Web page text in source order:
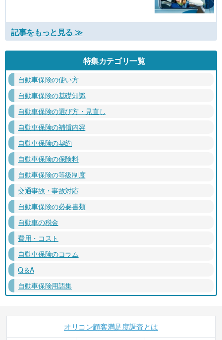
記事をもっと見る ≫
特集カテゴリ一覧
自動車保険の使い方
自動車保険の基礎知識
自動車保険の選び方・見直し
自動車保険の補償内容
自動車保険の契約
自動車保険の保険料
自動車保険の等級制度
交通事故・事故対応
自動車保険の必要書類
自動車の税金
費用・コスト
自動車保険のコラム
Q＆A
自動車保険用語集
オリコン顧客満足度調査とは